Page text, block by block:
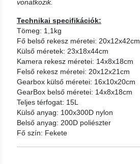
vonatkozik.
Technikai specifikációk:
Tömeg: 1,1kg
Fő belső rekesz méretei: 20x12x42cm
Külső méretek: 23x18x44cm
Kamera rekesz méretei: 14x8x18cm
Felső rekesz méretei: 20x12x21cm
Gearbox külső méretei: 16x10x20cm
GearBox belső méretei: 14x8x18cm
Teljes térfogat: 15L
Külső anyag: 100x300D nylon
Belső anyag: 200D poliészter
Fő szín: Fekete